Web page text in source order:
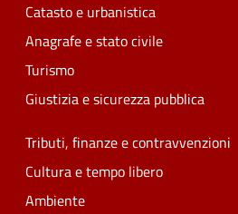
Catasto e urbanistica
Anagrafe e stato civile
Turismo
Giustizia e sicurezza pubblica
Tributi, finanze e contravvenzioni
Cultura e tempo libero
Ambiente